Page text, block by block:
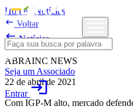
Seja um Associado
Entrarlogin
Home/Notícias
 Voltar
Notícias
ABRAINC NEWS
22 de abril de 2021
Com IGP-M alto, mercado